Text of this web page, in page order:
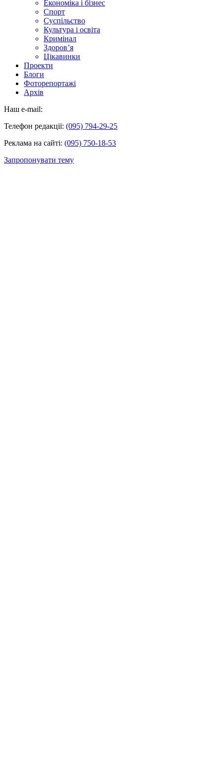
Економіка і бізнес
Спорт
Суспільство
Культура і освіта
Кримінал
Здоров’я
Цікавинки
Проекти
Блоги
Фоторепортажі
Архів
Наш e-mail:
Телефон редакції: (095) 794-29-25
Реклама на сайті: (095) 750-18-53
Запропонувати тему